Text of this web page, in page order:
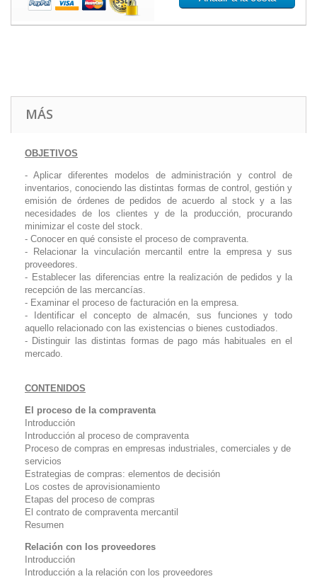
MÁS
OBJETIVOS
- Aplicar diferentes modelos de administración y control de
inventarios, conociendo las distintas formas de control, gestión y
emisión de órdenes de pedidos de acuerdo al stocky a las
necesidades de los clientes y de la producción, procurando
minimizar el coste del stock.
- Conocer en qué consiste el proceso de compraventa.
- Relacionar la vinculación mercantil entre la empresa y sus
proveedores.
- Establecer las diferencias entre la realización de pedidos y la
recepción de las mercancías.
- Examinar el proceso de facturación en la empresa.
- Identificar el concepto de almacén, sus funciones y todo
aquello relacionado con las existencias o bienes custodiados.
- Distinguir las distintas formas de pago más habituales en el
mercado.
CONTENIDOS
El proceso de la compraventa
Introducción
Introducción al proceso de compraventa
Proceso de compras en empresas industriales, comerciales y de
servicios
Estrategias de compras: elementos de decisión
Los costes de aprovisionamiento
Etapas del proceso de compras
El contrato de compraventa mercantil
Resumen
Relación con los proveedores
Introducción
Introducción a la relación con los proveedores